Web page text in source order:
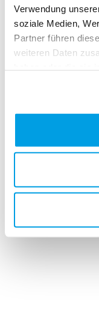
Verwendung
soziale Medien,
Partner führen
weiteren Daten